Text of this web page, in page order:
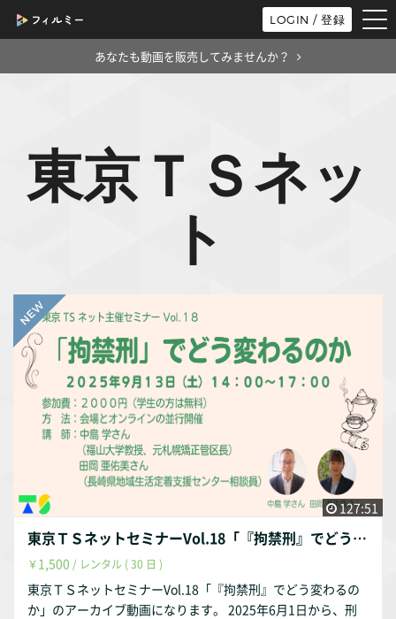
LOGIN / 登録
あなたも動画を販売してみませんか？
東京ＴＳネッ
ト
127:51
東京ＴＳネットセミナーVol.18「『拘禁刑』でどう変わるのか」
￥1,500 / レンタル ( 30 日 )
東京ＴＳネットセミナーVol.18「『拘禁刑』でどう変わるの
か」のアーカイブ動画になります。 2025年6月1日から、刑